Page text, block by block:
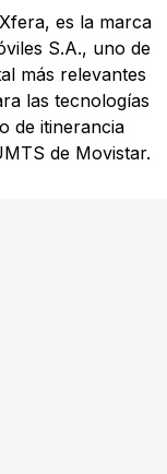
es la marca
S.A., uno de
más relevantes
las tecnologías
de itinerancia
de Movistar.